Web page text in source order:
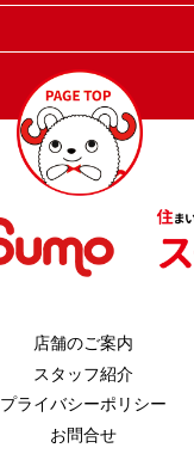
店舗のご案内
スタッフ紹介
プライバシーポリシー
お問合せ